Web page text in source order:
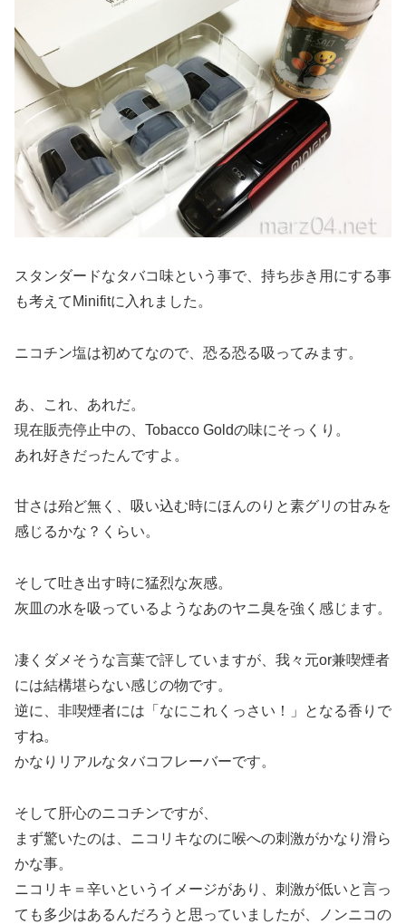
スタンダードなタバコ味という事で、持ち歩き用にする事
も考えてMinifitに入れました。
ニコチン塩は初めてなので、恐る恐る吸ってみます。
あ、これ、あれだ。
現在販売停止中の、Tobacco Goldの味にそっくり。
あれ好きだったんですよ。
甘さは殆ど無く、吸い込む時にほんのりと素グリの甘みを
感じるかな？くらい。
そして吐き出す時に猛烈な灰感。
灰皿の水を吸っているようなあのヤニ臭を強く感じます。
凄くダメそうな言葉で評していますが、我々元or兼喫煙者
には結構堪らない感じの物です。
逆に、非喫煙者には「なにこれくっさい！」となる香りで
すね。
かなりリアルなタバコフレーバーです。
そして肝心のニコチンですが、
まず驚いたのは、ニコリキなのに喉への刺激がかなり滑ら
かな事。
ニコリキ＝辛いというイメージがあり、刺激が低いと言っ
ても多少はあるんだろうと思っていましたが、ノンニコの